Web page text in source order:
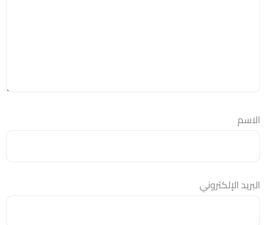
الاسم
البريد الإلكتروني